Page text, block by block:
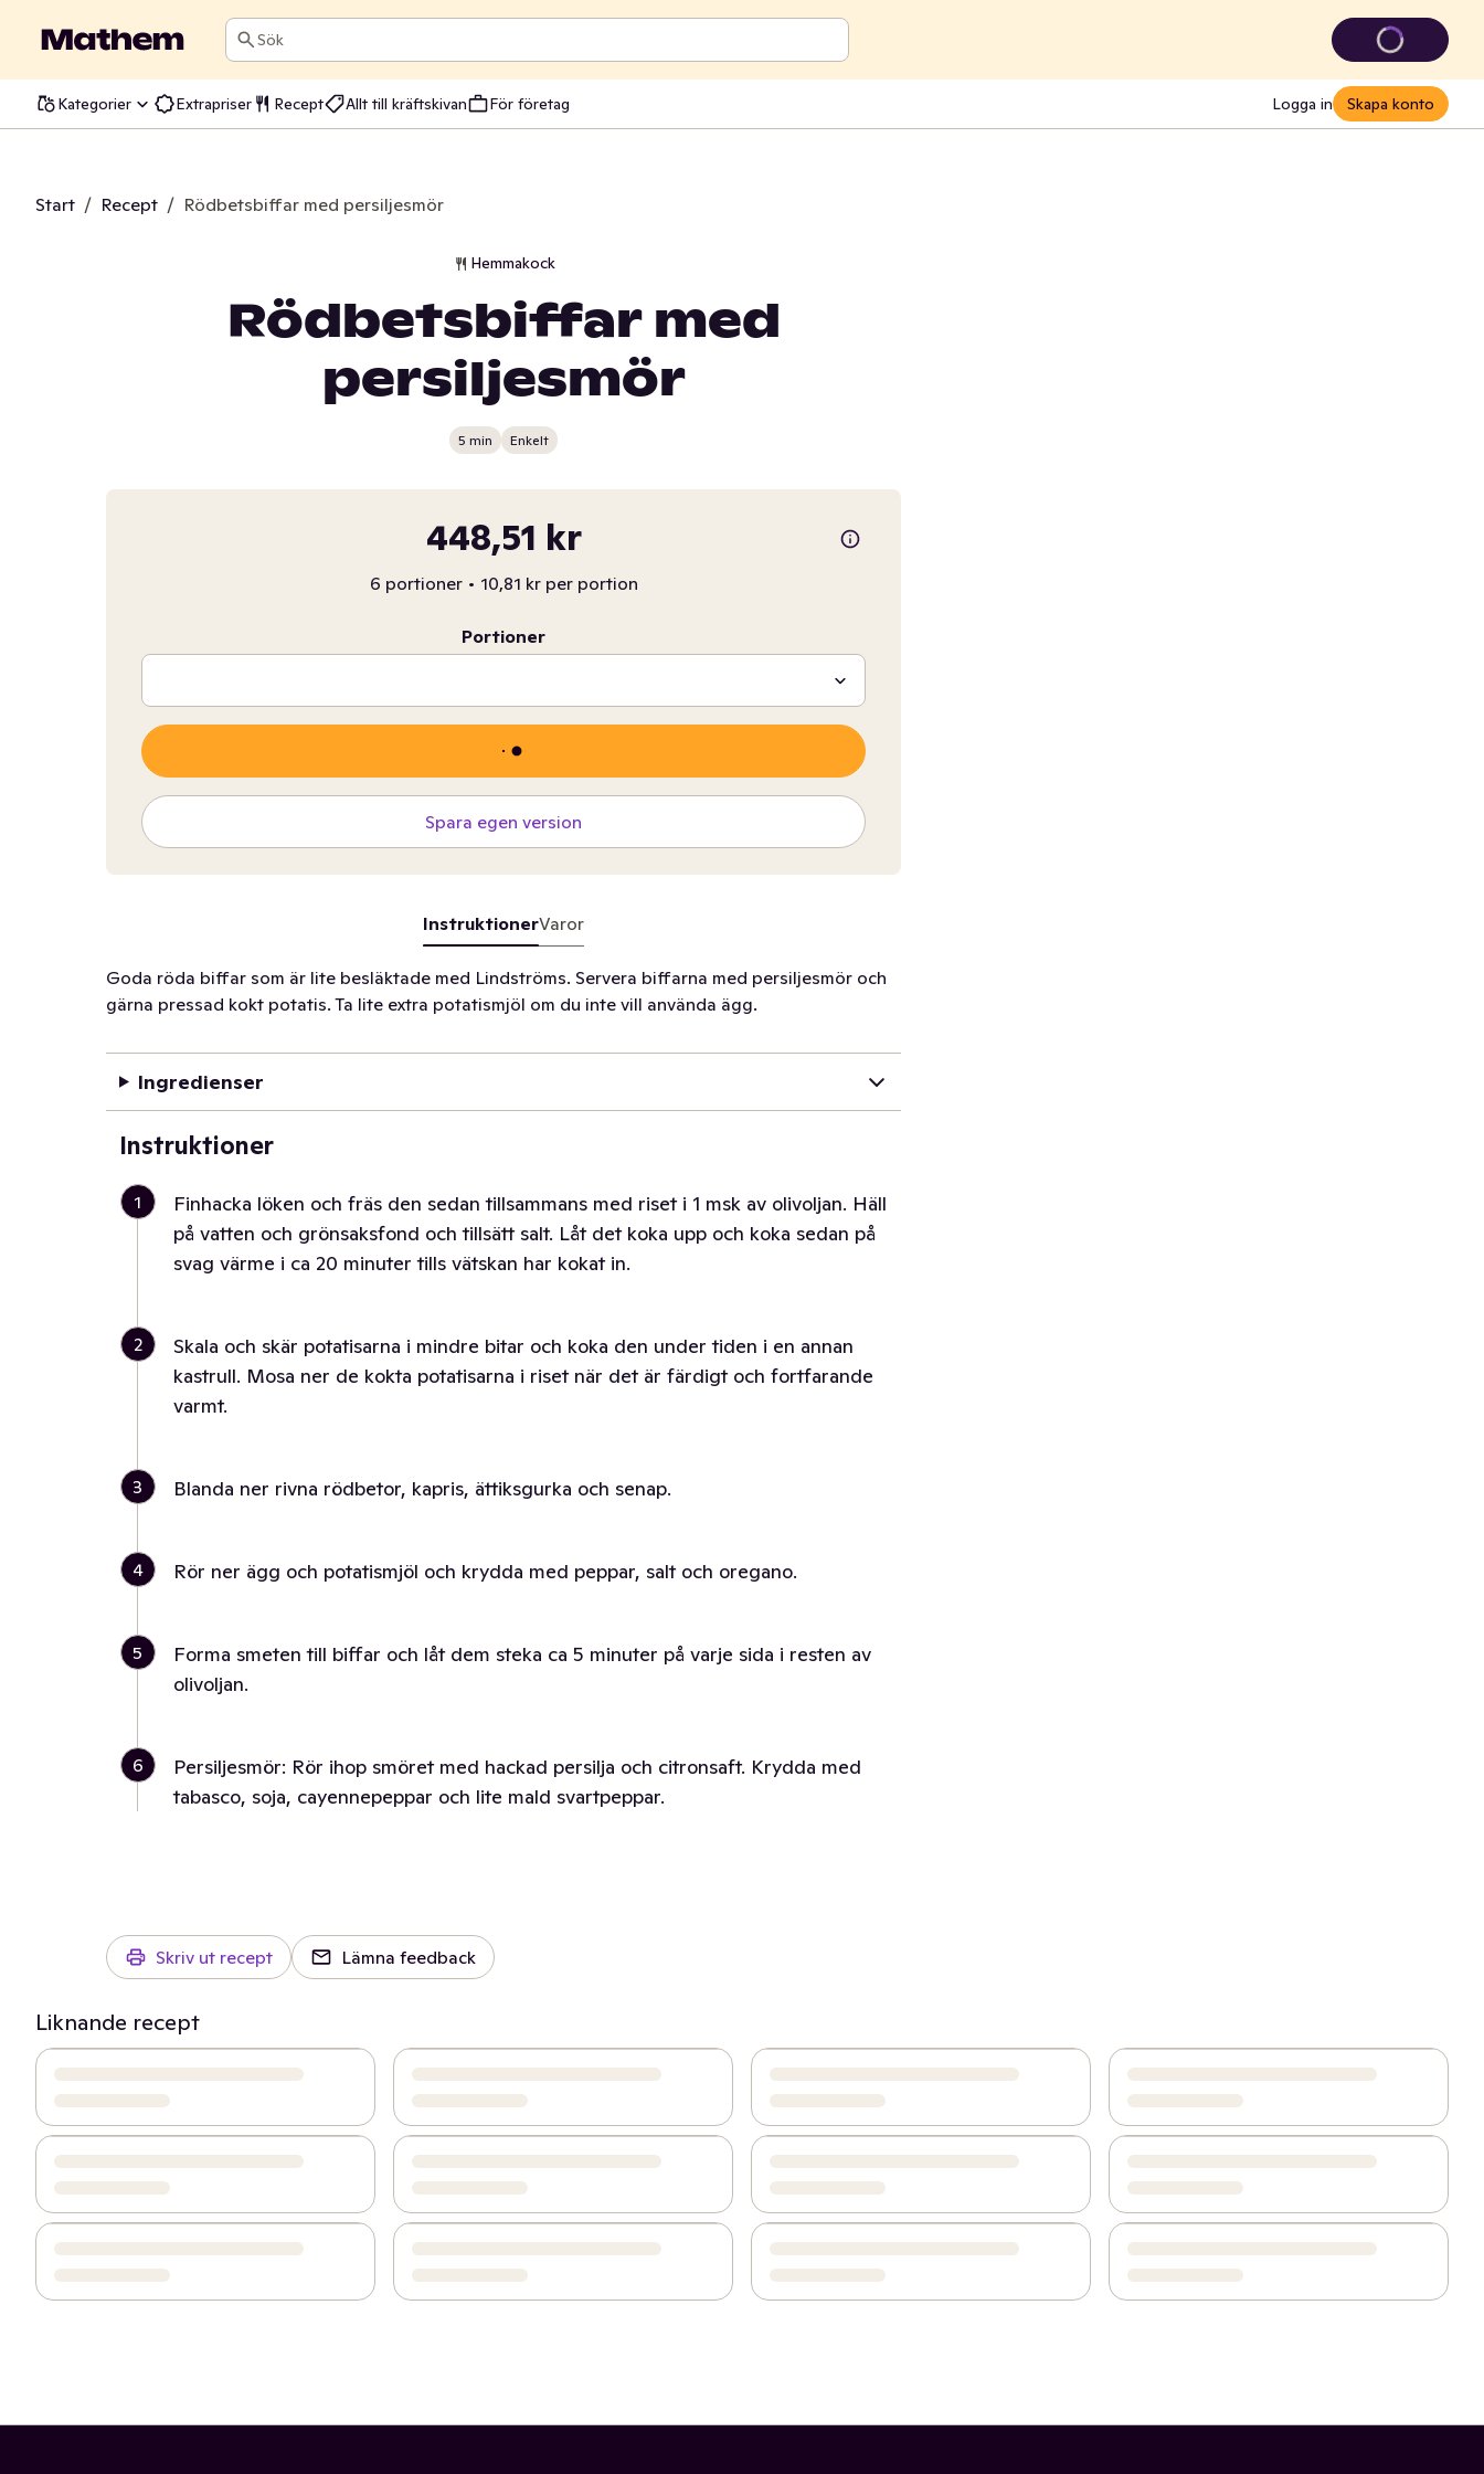
Sök
Kategorier Extrapriser Recept Allt till kräftskivan För företag Logga in Skapa konto
Start / Recept / Rödbetsbiffar med persiljesmör
Hemmakock
Rödbetsbiffar med
persiljesmör
5 min Enkelt
448,51 kr
6 portioner • 10,81 kr per portion
Portioner
Spara egen version
InstruktionerVaror
Goda röda biffar som är lite besläktade med Lindströms. Servera biffarna med persiljesmör och
gärna pressad kokt potatis. Ta lite extra potatismjöl om du inte vill använda ägg.
Ingredienser
Instruktioner
1
Finhacka löken och fräs den sedan tillsammans med riset i 1 msk av olivoljan. Häll
på vatten och grönsaksfond och tillsätt salt. Låt det koka upp och koka sedan på
svag värme i ca 20 minuter tills vätskan har kokat in.
2
Skala och skär potatisarna i mindre bitar och koka den under tiden i en annan
kastrull. Mosa ner de kokta potatisarna i riset när det är färdigt och fortfarande
varmt.
3 Blanda ner rivna rödbetor, kapris, ättiksgurka och senap.
4 Rör ner ägg och potatismjöl och krydda med peppar, salt och oregano.
5
Forma smeten till biffar och låt dem steka ca 5 minuter på varje sida i resten av
olivoljan.
6
Persiljesmör: Rör ihop smöret med hackad persilja och citronsaft. Krydda med
tabasco, soja, cayennepeppar och lite mald svartpeppar.
Skriv ut recept Lämna feedback
Liknande recept